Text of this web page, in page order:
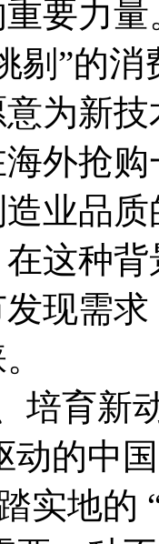
要力
剔”的
为新
外抢
业品
这种
现需
育新
动的中
实地的